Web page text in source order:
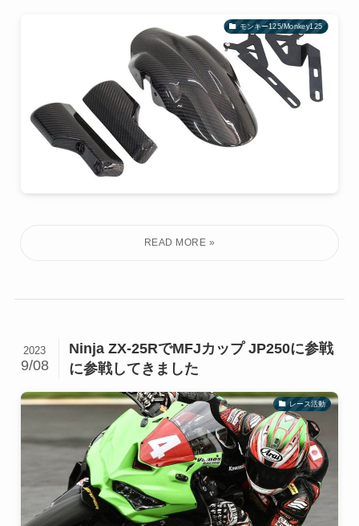
モンキー125/Monkey125
Ninja ZX-25RでMFJカップ JP250に参戦
に参戦してきました
2023
9/08
レース活動